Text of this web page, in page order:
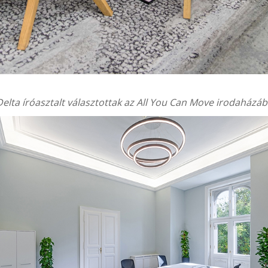
íróasztalt választottak azAll You Can Move